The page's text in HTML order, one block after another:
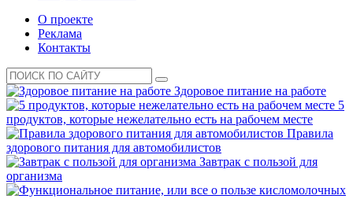
О проекте
Реклама
Контакты
Здоровое питание на работе
5
продуктов, которые нежелательно есть на рабочем месте
Правила
здорового питания для автомобилистов
Завтрак с пользой для
организма